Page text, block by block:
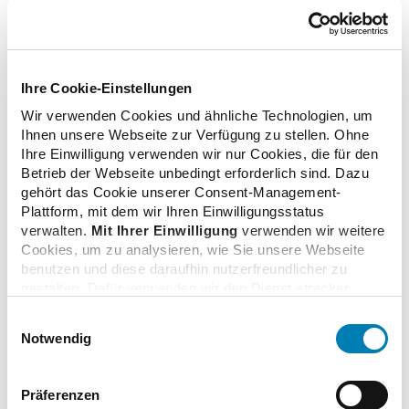
Ihre Cookie-Einstellungen
Wir verwenden Cookies und ähnliche Technologien, um
Ihnen unsere Webseite zur Verfügung zu stellen. Ohne
Ihre Einwilligung verwenden wir nur Cookies, die für den
Betrieb der Webseite unbedingt erforderlich sind. Dazu
gehört das Cookie unserer Consent-Management-
Plattform, mit dem wir Ihren Einwilligungsstatus
verwalten. Mit Ihrer Einwilligung verwenden wir weitere
Cookies, um zu analysieren, wie Sie unsere Webseite
benutzen und diese daraufhin nutzerfreundlicher zu
Adresse und Ihr Surfverhalten verarbeitet. Mit einem
Klick auf „Cookies zulassen“ stimmen Sie der
erforderlichen Cookies zu. Über die Schaltfläche „Nur
notwendige Cookies verwenden“ können Sie die nicht
Notwendig
Präferenzen
Mit einem Klick auf dieses Vorschaubild willigen Sie ein, dass
Google die Information, dass Sie unsere Seite aufgerufen
haben sowie die in diesem Rahmen technisch erforderlichen
Daten. Wir haben auf die weitere Datenverarbeitung durch
Google keinen Einfluss. Weitere Informationen finden Sie in
unserenDatenschutzhinweisen.
Video
Auf dem YouTube-Kanal der ABDA finden Sie die